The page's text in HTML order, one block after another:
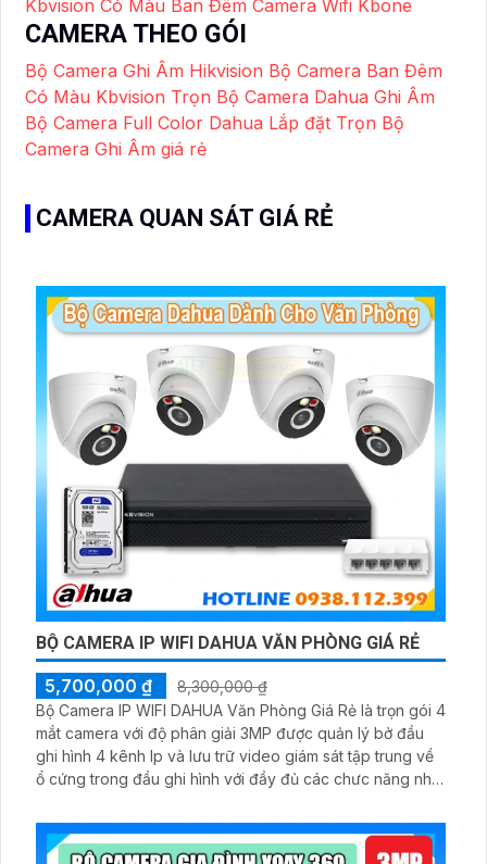
Kbvision Có Màu Ban Đêm Camera Wifi Kbone
CAMERA THEO GÓI
Bộ Camera Ghi Âm Hikvision Bộ Camera Ban Đêm
Có Màu Kbvision Trọn Bộ Camera Dahua Ghi Âm
Bộ Camera Full Color Dahua Lắp đặt Trọn Bộ
Camera Ghi Âm giá rẻ
CAMERA QUAN SÁT GIÁ RẺ
BỘ CAMERA IP WIFI DAHUA VĂN PHÒNG GIÁ RẺ
5,700,000 ₫
8,300,000 ₫
Bộ Camera IP WIFI DAHUA Văn Phòng Giá Rẻ là trọn gói 4
mắt camera với độ phân giải 3MP được quản lý bở đầu
ghi hình 4 kênh Ip và lưu trữ video giám sát tập trung về
ổ cứng trong đầu ghi hình với đầy đủ các chưc năng như
giám sát có màu vào ban đêm